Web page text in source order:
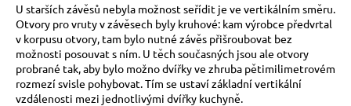
U starších závěsů nebyla možnost seřídit je ve vertikálním směru.
Otvory pro vruty v závěsech byly kruhové: kam výrobce předvrtal
v korpusu otvory, tam bylo nutné závěs přišroubovat bez
možnosti posouvat s ním. U těch současných jsou ale otvory
probrané tak, aby bylo možno dvířky ve zhruba pětimilimetrovém
rozmezí svisle pohybovat. Tím se ustaví základní vertikální
vzdálenosti mezi jednotlivými dvířky kuchyně.